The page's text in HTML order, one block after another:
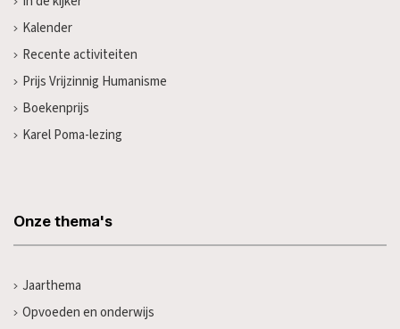
Kalender
Recente activiteiten
Prijs Vrijzinnig Humanisme
Boekenprijs
Karel Poma-lezing
Onze thema's
Jaarthema
Opvoeden en onderwijs